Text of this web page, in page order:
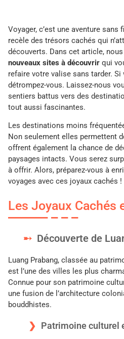
Voyager, c’est une aventure sans
recèle des trésors cachés qui
découverts. Dans cet article,
nouveaux sites à découvrir qui
refaire votre valise sans tarder.
détrompez-vous. Laissez-nous
sentiers battus vers des
tout aussi fascinantes.
Les destinations moins
Non seulement elles permettent
offrent également la chance de
paysages intacts. Vous serez
à offrir. Alors, préparez-vous à
voyages avec ces joyaux cachés !
Les Joyaux Cachés
Découverte de
Luang Prabang, classée au
est l’une des villes les plus
Connue pour son patrimoine
une fusion de l’architecture
bouddhistes.
Patrimoine culturel